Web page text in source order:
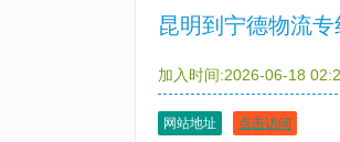
昆明到宁德物流
加入时间:2026-06-18
网站地址 点击访问